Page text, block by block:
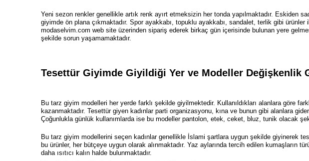
Yeni sezon renkler genellikle artık renk ayırt etmeksizin her tonda yapılmaktadır. Eskiden
giyimde ön plana çıkmaktadır. Spor ayakkabı, topuklu ayakkabı, sandalet, terlik gibi
modaselvim.com web site üzerinden sipariş ederek birkaç gün içerisinde bulunan yere
şekilde sorun yaşamamaktadır.
Tesettür Giyimde Giyildiği Yer ve Modeller Değişkenlik
Bu tarz giyim modelleri her yerde farklı şekilde giyilmektedir. Kullanıldıkları alanlara göre
kazanmaktadır. Tesettür giyen kadınlar parti organizasyonu, kına ve bunun gibi alanlara
Çoğunlukla günlük kullanımlarda ise bu modeller pantolon, etek, ceket, bluz, tunik olacak
Bu tarz giyim modellerini seçen kadınlar genellikle İslami şartlara uygun şekilde giyinerek
bu ürünler, her bütçeye uygun olarak alınmaktadır. Yaz aylarında tercih edilen kumaşların
daha ısıtıcı kalın halde bulunmaktadır.